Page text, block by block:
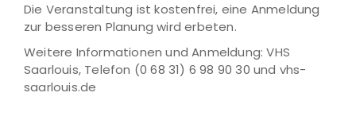
Die Veranstaltung ist kostenfrei, eine Anmeldung
zur besseren Planung wird erbeten.
Weitere Informationen und Anmeldung: VHS
Saarlouis, Telefon (0 68 31) 6 98 90 30 und vhs-
saarlouis.de